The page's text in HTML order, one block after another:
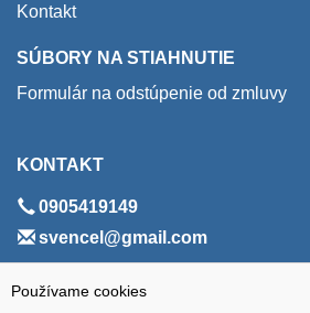
Používame cookies
Kontakt
SÚBORY NA STIAHNUTIE
Formulár na odstúpenie od zmluvy
KONTAKT
0905419149
svencel@gmail.com
ADRESA